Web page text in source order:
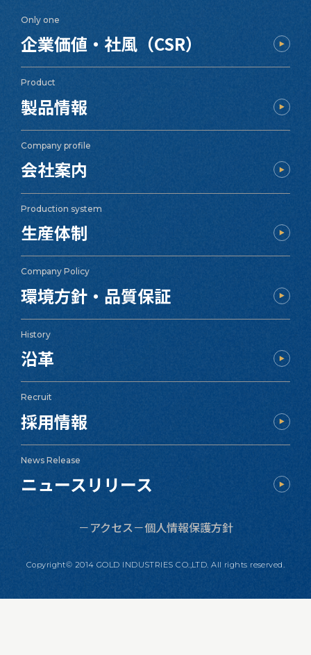
Only one
企業価値・社風（CSR）
Product
製品情報
Company profile
会社案内
Production system
生産体制
Company Policy
環境方針・品質保証
History
沿革
Recruit
採用情報
News Release
ニュースリリース
アクセス 個人情報保護方針
Copyright© 2014 GOLD INDUSTRIES CO.,LTD. All rights reserved.